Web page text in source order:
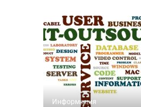
Информация